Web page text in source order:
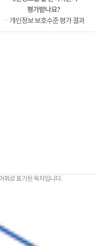
평가받나요?
ㆍ개인정보 보호수준 평가 결과
휘로 표기된 목차입니다.